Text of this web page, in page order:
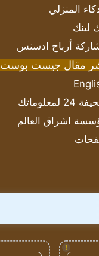
المنزلي
لينك
أرباح ادسنس
مقال جيست بوست
لمعلوماتك
اشراق العالم
!